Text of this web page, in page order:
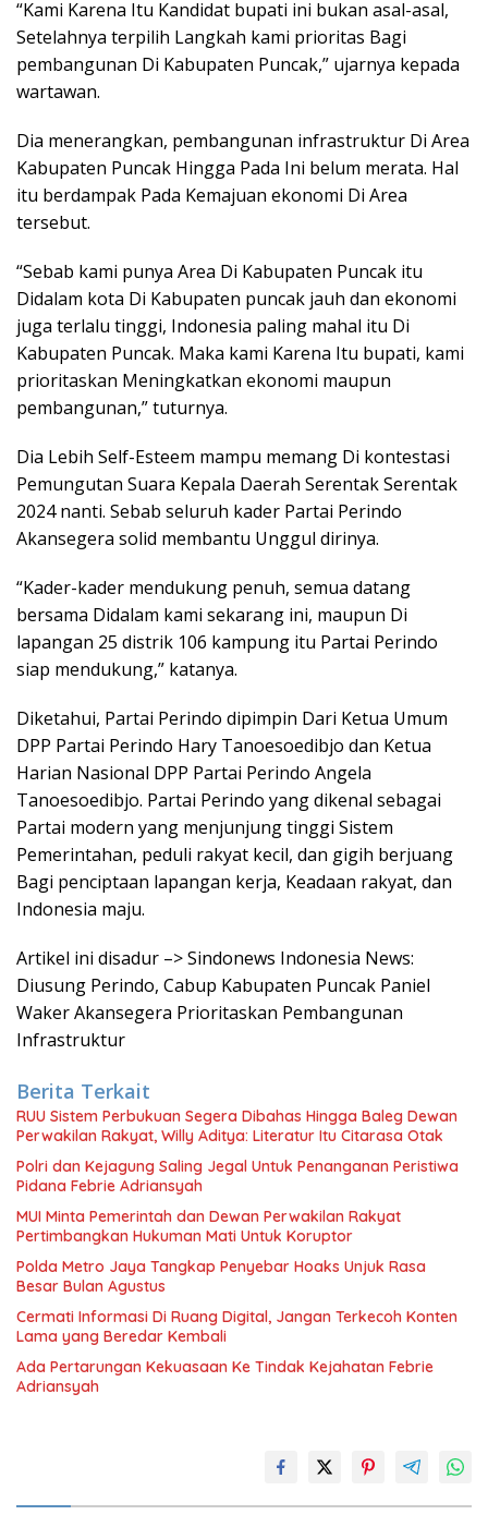
“Kami Karena Itu Kandidat bupati ini bukan asal-asal,
Setelahnya terpilih Langkah kami prioritas Bagi
pembangunan Di Kabupaten Puncak,” ujarnya kepada
wartawan.
Dia menerangkan, pembangunan infrastruktur Di Area
Kabupaten Puncak Hingga Pada Ini belum merata. Hal
itu berdampak Pada Kemajuan ekonomi Di Area
tersebut.
“Sebab kami punya Area Di Kabupaten Puncak itu
Didalam kota Di Kabupaten puncak jauh dan ekonomi
juga terlalu tinggi, Indonesia paling mahal itu Di
Kabupaten Puncak. Maka kami Karena Itu bupati, kami
prioritaskan Meningkatkan ekonomi maupun
pembangunan,” tuturnya.
Dia Lebih Self-Esteem mampu memang Di kontestasi
Pemungutan Suara Kepala Daerah Serentak Serentak
2024 nanti. Sebab seluruh kader Partai Perindo
Akansegera solid membantu Unggul dirinya.
“Kader-kader mendukung penuh, semua datang
bersama Didalam kami sekarang ini, maupun Di
lapangan 25 distrik 106 kampung itu Partai Perindo
siap mendukung,” katanya.
Diketahui, Partai Perindo dipimpin Dari Ketua Umum
DPP Partai Perindo Hary Tanoesoedibjo dan Ketua
Harian Nasional DPP Partai Perindo Angela
Tanoesoedibjo. Partai Perindo yang dikenal sebagai
Partai modern yang menjunjung tinggi Sistem
Pemerintahan, peduli rakyat kecil, dan gigih berjuang
Bagi penciptaan lapangan kerja, Keadaan rakyat, dan
Indonesia maju.
Artikel ini disadur –> Sindonews Indonesia News:
Diusung Perindo, Cabup Kabupaten Puncak Paniel
Waker Akansegera Prioritaskan Pembangunan
Infrastruktur
Berita Terkait
RUU Sistem Perbukuan Segera Dibahas Hingga Baleg Dewan
Perwakilan Rakyat, Willy Aditya: Literatur Itu Citarasa Otak
Polri dan Kejagung Saling Jegal Untuk Penanganan Peristiwa
Pidana Febrie Adriansyah
MUI Minta Pemerintah dan Dewan Perwakilan Rakyat
Pertimbangkan Hukuman Mati Untuk Koruptor
Polda Metro Jaya Tangkap Penyebar Hoaks Unjuk Rasa
Besar Bulan Agustus
Cermati Informasi Di Ruang Digital, Jangan Terkecoh Konten
Lama yang Beredar Kembali
Ada Pertarungan Kekuasaan Ke Tindak Kejahatan Febrie
Adriansyah